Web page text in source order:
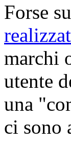
Forse
marchi
utente
una
ci sono